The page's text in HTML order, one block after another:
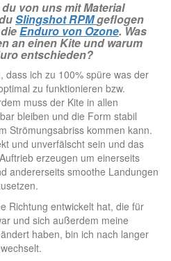
von uns mit Material
Slingshot RPMgeflogen
Enduro von Ozone. Was
an einen Kite und warum
entschieden?
dass ich zu 100% spüre was der
zu funktionieren bzw.
muss der Kite in allen
bleiben und die Form stabil
Strömungsabriss kommen kann.
und unverfälscht sein und das
erzeugen um einerseits
andererseits smoothe Landungen
Richtung entwickelt hat, die für
und sich außerdem meine
haben, bin ich nach langer